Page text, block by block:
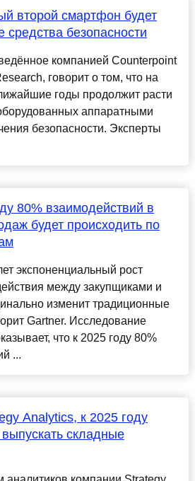
второй смартфон будет
средства безопасности
компанией Counterpoint
говорит о том, что на
годы продолжит расти
аппаратными
безопасности. Эксперты
80% взаимодействий в
будет происходить по
экспоненциальный рост
между закупщиками и
изменит традиционные
Gartner. Исследование
что к 2025 году 80%
...
Analytics, к 2025 году
складные